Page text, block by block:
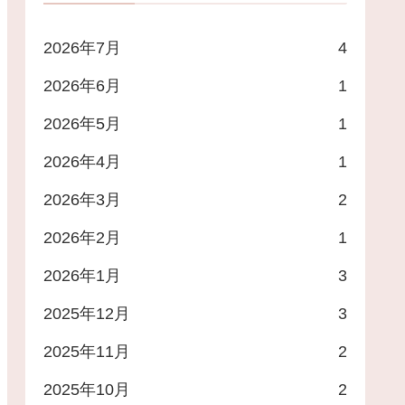
2026年7月 4
2026年6月 1
2026年5月 1
2026年4月 1
2026年3月 2
2026年2月 1
2026年1月 3
2025年12月 3
2025年11月 2
2025年10月 2